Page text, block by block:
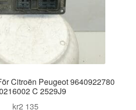
Citroën Peugeot 9640922780
C 2529J9
kr2 135